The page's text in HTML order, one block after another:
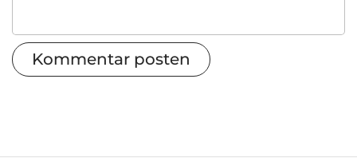
Kommentar posten